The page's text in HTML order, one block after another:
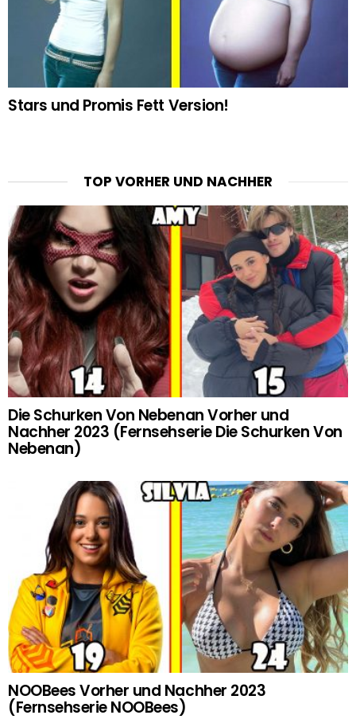
Stars und Promis Fett Version!
TOP VORHER UND NACHHER
Die Schurken Von Nebenan Vorher und
Nachher 2023 (Fernsehserie Die Schurken Von
Nebenan)
NOOBees Vorher und Nachher 2023
(Fernsehserie NOOBees)